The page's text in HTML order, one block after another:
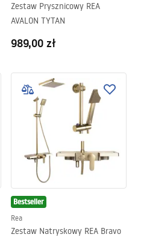
Zestaw Prysznicowy REA
AVALON TYTAN
989,00 zł
Bestseller
Rea
Zestaw Natryskowy REA Bravo